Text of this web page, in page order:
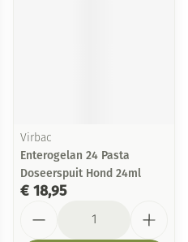
Virbac
Enterogelan 24 Pasta
Doseerspuit Hond 24ml
€ 18,95